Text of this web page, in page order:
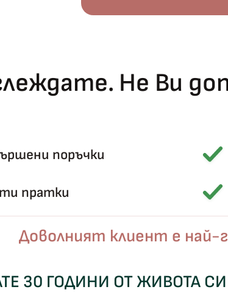
Не Ви
поръчки
пратки
Доволният клиент е най-
30 ГОДИНИ ОТ ЖИВОТА ✦
✦